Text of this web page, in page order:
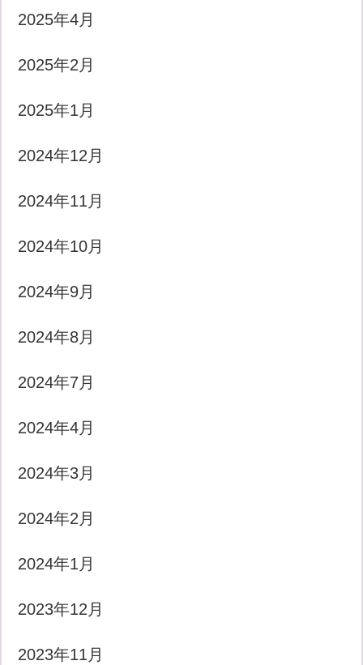
2025年4月
2025年2月
2025年1月
2024年12月
2024年11月
2024年10月
2024年9月
2024年8月
2024年7月
2024年4月
2024年3月
2024年2月
2024年1月
2023年12月
2023年11月